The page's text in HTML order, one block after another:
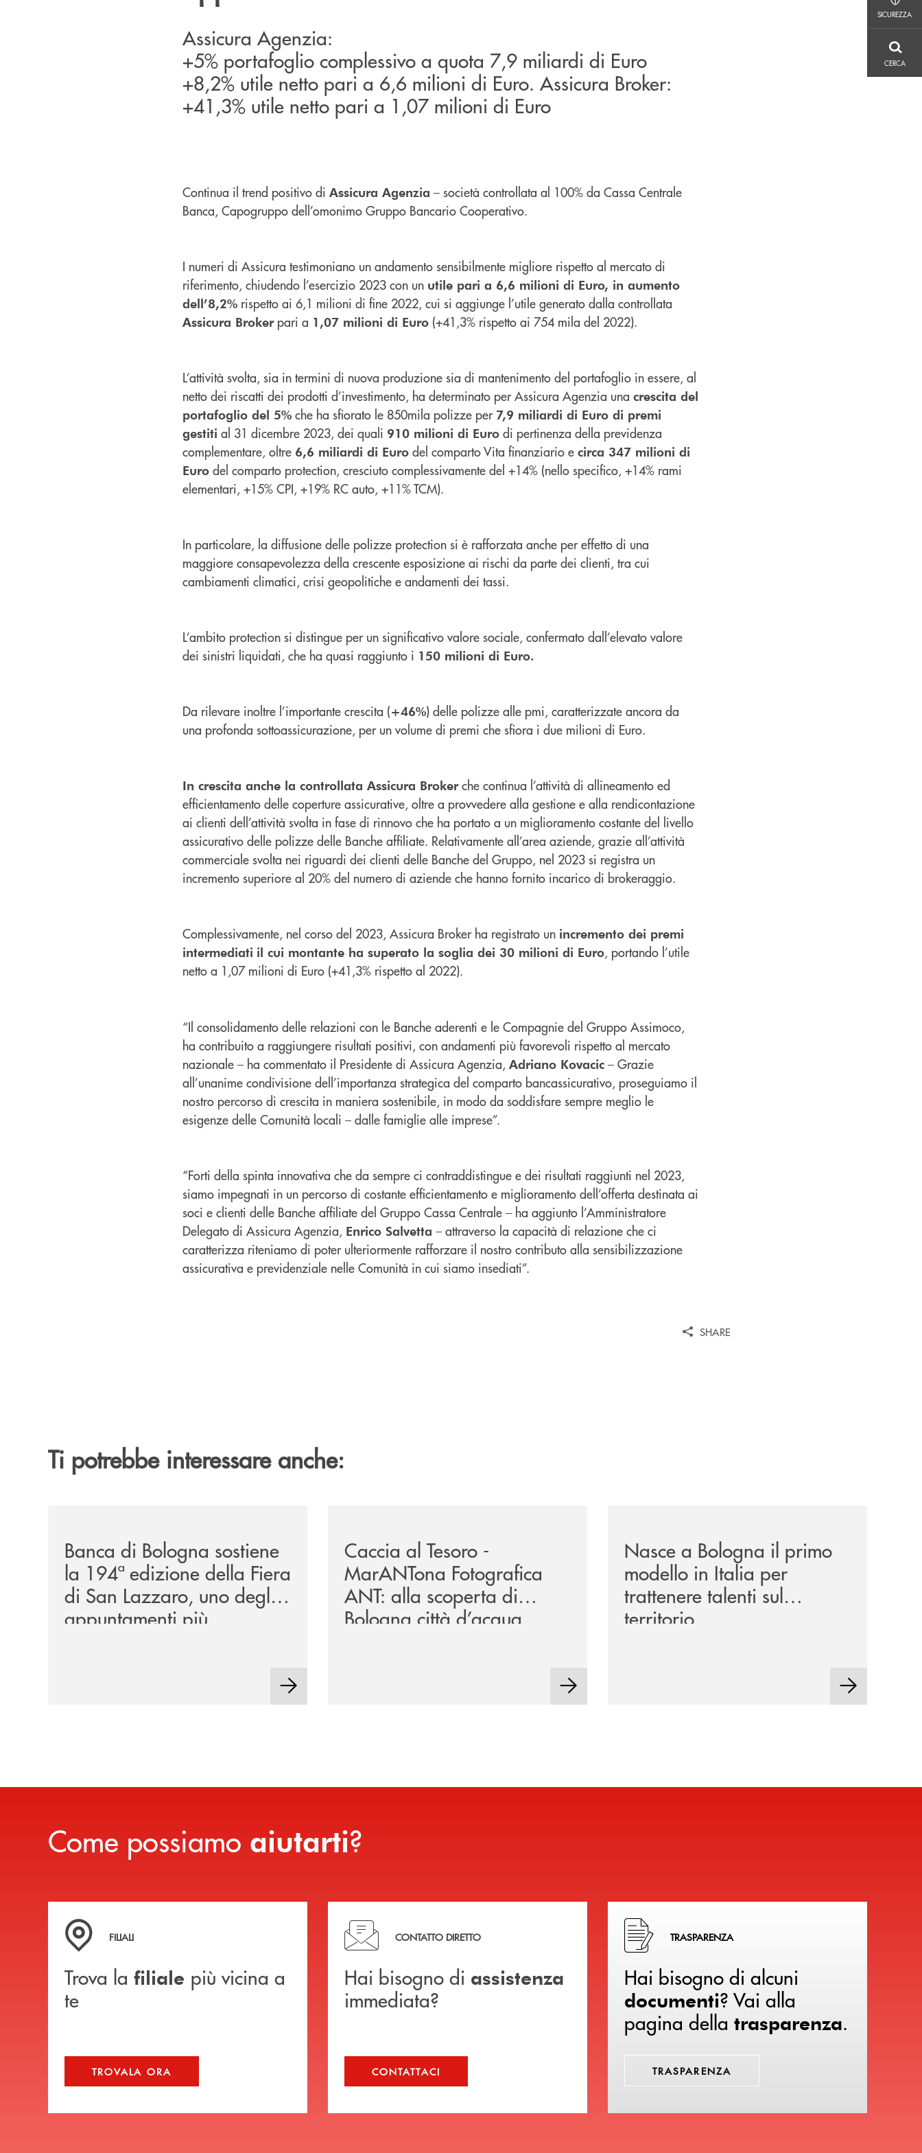
SICUREZZA
CERCA
Assicura Agenzia:
+5% portafoglio complessivo a quota 7,9 miliardi di Euro
+8,2% utile netto pari a 6,6 milioni di Euro. Assicura Broker:
+41,3% utile netto pari a 1,07 milioni di Euro
Continua il trend positivo di Assicura Agenzia – società controllata al 100% da Cassa Centrale
Banca, Capogruppo dell’omonimo Gruppo Bancario Cooperativo.
I numeri di Assicura testimoniano un andamento sensibilmente migliore rispetto al mercato di
riferimento, chiudendo l’esercizio 2023 con un utile pari a 6,6 milioni di Euro, in aumento
dell’8,2% rispetto ai 6,1 milioni di fine 2022, cui si aggiunge l’utile generato dalla controllata
Assicura Brokerpari a 1,07 milioni di Euro (+41,3% rispetto ai 754 mila del 2022).
L’attività svolta, sia in termini di nuova produzione sia di mantenimento del portafoglio in essere, al
netto dei riscatti dei prodotti d’investimento, ha determinato per Assicura Agenzia una crescita del
portafoglio del 5% che ha sfiorato le 850mila polizze per 7,9 miliardi di Euro di premi
gestiti al 31 dicembre 2023, dei quali 910 milioni di Euro di pertinenza della previdenza
complementare, oltre 6,6 miliardi di Euro del comparto Vita finanziario e circa 347 milioni di
Euro del comparto protection, cresciuto complessivamente del +14% (nello specifico, +14% rami
elementari, +15% CPI, +19% RC auto, +11% TCM).
In particolare, la diffusione delle polizze protection si è rafforzata anche per effetto di una
maggiore consapevolezza della crescente esposizione ai rischi da parte dei clienti, tra cui
cambiamenti climatici, crisi geopolitiche e andamenti dei tassi.
L’ambito protection si distingue per un significativo valore sociale, confermato dall’elevato valore
dei sinistri liquidati, che ha quasi raggiunto i 150 milioni di Euro.
Da rilevare inoltre l’importante crescita (+46%) delle polizze alle pmi, caratterizzate ancora da
una profonda sottoassicurazione, per un volume di premi che sfiora i due milioni di Euro.
In crescita anche la controllata Assicura Brokerche continua l’attività di allineamento ed
efficientamento delle coperture assicurative, oltre a provvedere alla gestione e alla rendicontazione
ai clienti dell’attività svolta in fase di rinnovo che ha portato a un miglioramento costante del livello
assicurativo delle polizze delle Banche affiliate. Relativamente all’area aziende, grazie all’attività
commerciale svolta nei riguardi dei clienti delle Banche del Gruppo, nel 2023 si registra un
incremento superiore al 20% del numero di aziende che hanno fornito incarico di brokeraggio.
Complessivamente, nel corso del 2023, Assicura Broker ha registrato un incremento dei premi
intermediati il cui montante ha superato la soglia dei 30 milioni di Euro, portando l’utile
netto a 1,07 milioni di Euro (+41,3% rispetto al 2022).
“Il consolidamento delle relazioni con le Banche aderenti e le Compagnie del Gruppo Assimoco,
ha contribuito a raggiungere risultati positivi, con andamenti più favorevoli rispetto al mercato
nazionale – ha commentato il Presidente di Assicura Agenzia, Adriano Kovacic – Grazie
all’unanime condivisione dell’importanza strategica del comparto bancassicurativo, proseguiamo il
nostro percorso di crescita in maniera sostenibile, in modo da soddisfare sempre meglio le
esigenze delle Comunità locali – dalle famiglie alle imprese”.
“Forti della spinta innovativa che da sempre ci contraddistingue e dei risultati raggiunti nel 2023,
siamo impegnati in un percorso di costante efficientamento e miglioramento dell’offerta destinata ai
soci e clienti delle Banche affiliate del Gruppo Cassa Centrale – ha aggiunto l’Amministratore
Delegato di Assicura Agenzia, Enrico Salvetta – attraverso la capacità di relazione che ci
caratterizza riteniamo di poter ulteriormente rafforzare il nostro contributo alla sensibilizzazione
assicurativa e previdenziale nelle Comunità in cui siamo insediati”.
SHARE
Ti potrebbe interessare anche:
Banca di Bologna sostiene
la 194ª edizione della Fiera
di San Lazzaro, uno degli
appuntamenti più
Caccia al Tesoro -
MarANTona Fotografica
ANT: alla scoperta di
Bologna città d’acqua
Nasce a Bologna il primo
modello in Italia per
trattenere talenti sul
territorio
Come possiamo aiutarti?
Trova la filiale più vicina a te
FILIALI
Trova la filiale più vicina a
te
TROVALA ORA
Hai bisogno di assistenza immediata?
CONTATTO DIRETTO
Hai bisogno di assistenza
immediata?
CONTATTACI
Hai bisogno di alcuni documenti ? Vai alla pagina della
TRASPARENZA
Hai bisogno di alcuni
documenti? Vai alla
pagina della trasparenza.
TRASPARENZA